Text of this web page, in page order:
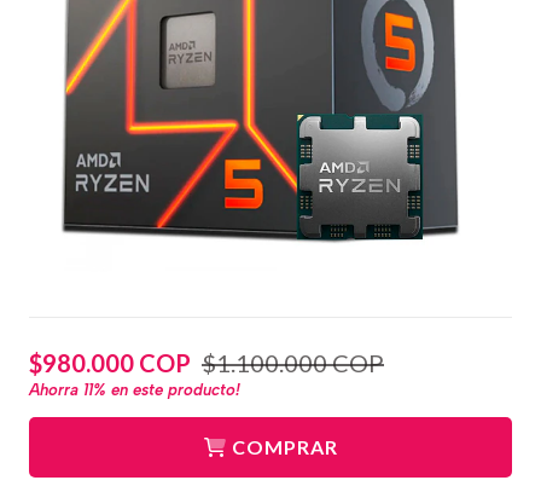
$980.000 COP $1.100.000 COP
Ahorra 11% en este producto!
COMPRAR